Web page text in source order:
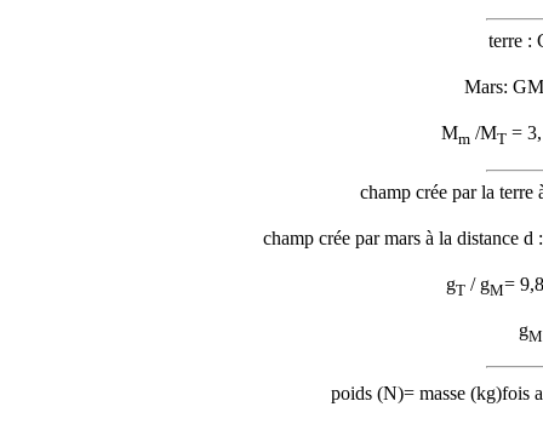
terre :
Mars: GM
Mm/MT=
champ crée par la terre
champ crée par mars à la distance d
gT/ gM=
gM
poids (N)= masse (kg)fois